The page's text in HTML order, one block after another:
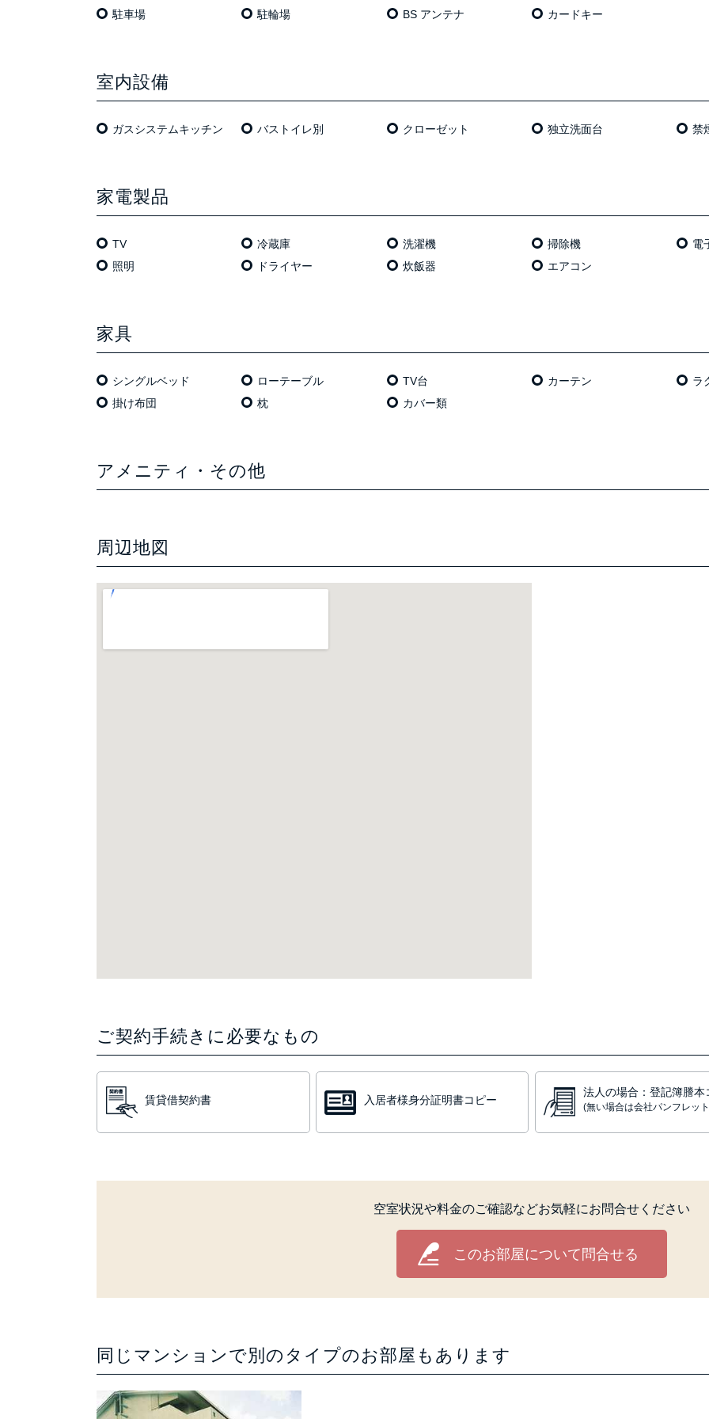
駐車場 駐輪場 BS アンテナ カードキー
室内設備
ガスシステムキッチン バストイレ別 クローゼット 独⽴洗⾯台 禁
家電製品
TV 冷蔵庫 洗濯機 掃除機
電
照明
ドライヤー 炊飯器 エアコン
家具
シングルベッド ローテーブル TV台 カーテン
ラ
掛け布団
枕 カバー類
アメニティ・その他
周辺地図
ご契約手続きに必要なもの
賃貸借契約書 入居者様身分証明書コピー
法人の場合：登記簿謄本
(無い場合は会社パンフレッ
空室状況や料金のご確認などお気軽にお問合せください
このお部屋について問合せる
同じマンションで別のタイプのお部屋もあります